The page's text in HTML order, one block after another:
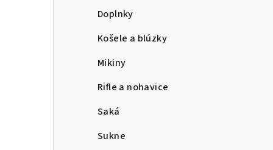
Doplnky
Košele a blúzky
Mikiny
Rifle a nohavice
Saká
Sukne